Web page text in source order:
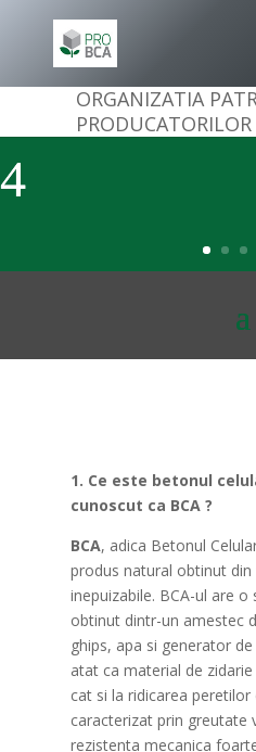
ORGANIZATIA
1. Ce este betonul
cunoscut ca BCA ?
BCA, adica Betonul
produs natural obtinut
inepuizabile. BCA-ul are
obtinut dintr-un amestec
ghips, apa si generator
atat ca material de
cat si la ridicarea peretilor
caracterizat prin greutate
rezistenta mecanica